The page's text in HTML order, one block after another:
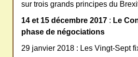
sur trois grands principes du
14 et 15 décembre 2017 : Le
phase de négociations
29 janvier 2018 : Les Vingt-Sept